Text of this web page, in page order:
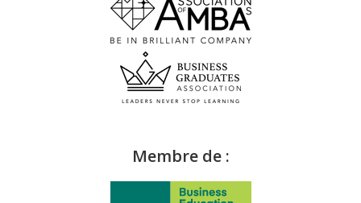
Membre de :